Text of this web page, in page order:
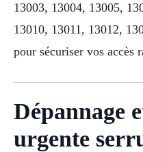
13003, 13004, 13005,
13010, 13011, 13012,
pour sécuriser vos accès
Dépannage
urgente